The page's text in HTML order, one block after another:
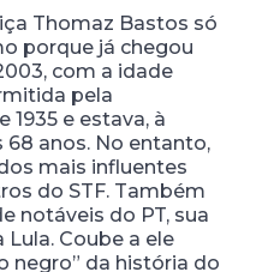
Thomaz Bastos só
porque já chegou
com a idade
pela
1935 e estava, à
68 anos. No entanto,
mais influentes
do STF. Também
notáveis do PT, sua
Coube a ele
negro” da história do